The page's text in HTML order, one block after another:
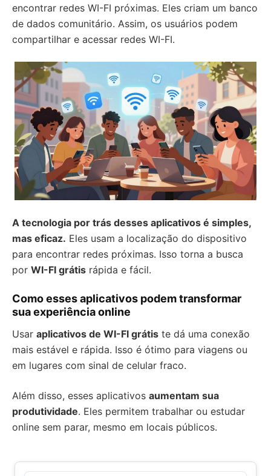
encontrar redes WI-FI próximas. Eles criam um banco
de dados comunitário. Assim, os usuários podem
compartilhar e acessar redes WI-FI.
A tecnologia por trás desses aplicativos é simples,
mas eficaz. Eles usam a localização do dispositivo
para encontrar redes próximas. Isso torna a busca
por WI-FI grátis rápida e fácil.
Como esses aplicativos podem transformar
sua experiência online
Usar aplicativos de WI-FI grátis te dá uma conexão
mais estável e rápida. Isso é ótimo para viagens ou
em lugares com sinal de celular fraco.
Além disso, esses aplicativos aumentam sua
produtividade. Eles permitem trabalhar ou estudar
online sem parar, mesmo em locais públicos.